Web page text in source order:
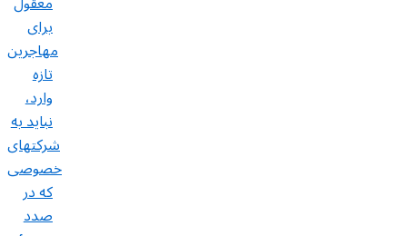
برای
مهاجرین
تازه
وارد،
نباید به
شرکتهای
خصوصی
که در
صدد